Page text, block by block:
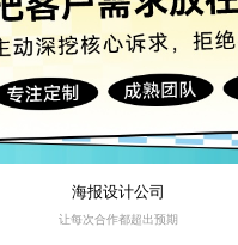
海报设计公司
让每次合作都超出预期